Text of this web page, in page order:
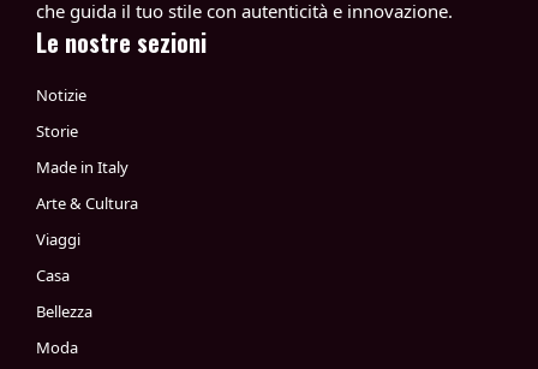
che guida il tuo stile con autenticità e innovazione.
Le nostre sezioni
Notizie
Storie
Made in Italy
Arte & Cultura
Viaggi
Casa
Bellezza
Moda